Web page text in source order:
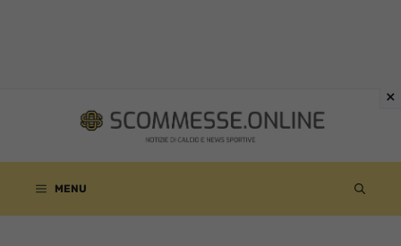
contenuto
MENU